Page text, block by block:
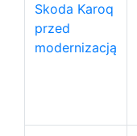
Skoda Karoq
przed
modernizacją